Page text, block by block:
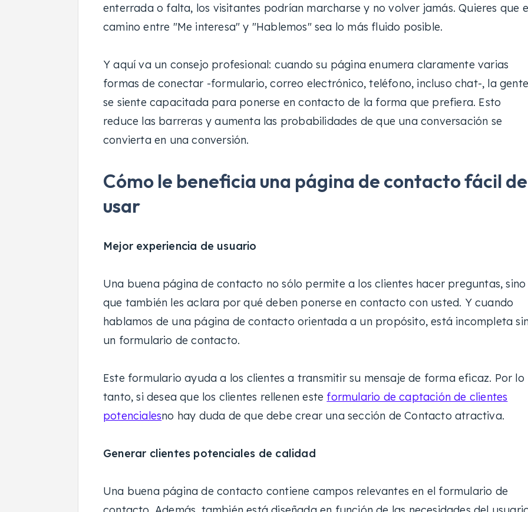
enterrada o falta, los visitantes podrían marcharse y no volver jamás. Quieres que
camino entre "Me interesa" y "Hablemos" sea lo más fluido posible.
Y aquí va un consejo profesional: cuando su página enumera claramente varias
formas de conectar -formulario, correo electrónico, teléfono, incluso chat-, la gente
se siente capacitada para ponerse en contacto de la forma que prefiera. Esto
reduce las barreras y aumenta las probabilidades de que una conversación se
convierta en una conversión.
Cómo le beneficia una página de contacto fácil de
usar
Mejor experiencia de usuario
Una buena página de contacto no sólo permite a los clientes hacer preguntas, sino
que también les aclara por qué deben ponerse en contacto con usted. Y cuando
hablamos de una página de contacto orientada a un propósito, está incompleta
un formulario de contacto.
Este formulario ayuda a los clientes a transmitir su mensaje de forma eficaz. Por lo
tanto, si desea que los clientes rellenen este formulario de captación de clientes
potencialesno hay duda de que debe crear una sección de Contacto atractiva.
Generar clientes potenciales de calidad
Una buena página de contacto contiene campos relevantes en el formulario de